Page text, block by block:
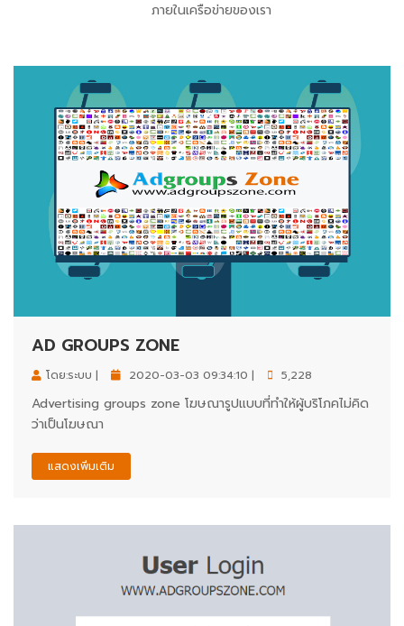
ภายในเครือข่ายของเรา
AD GROUPS ZONE
โดย:ระบบ | 2020-03-03 09:34:10 | 5,228
Advertising groups zone โฆษณารูปแบบที่ทำให้ผู้บริโภคไม่คิด
ว่าเป็นโฆษณา
แสดงเพิ่มเติม